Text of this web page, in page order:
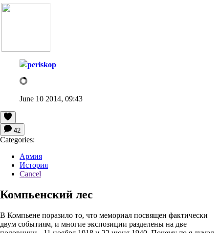
periskop
June 10 2014, 09:43
42
Categories:
Армия
История
Cancel
Компьенский лес
В Компьене поразило то, что мемориал посвящен фактически
двум событиям, и многие экспозиции разделены на две